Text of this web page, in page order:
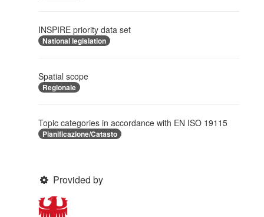
INSPIRE priority data set
National legislation
Spatial scope
Regionale
Topic categories in accordance with EN ISO 19115
Pianificazione/Catasto
Provided by